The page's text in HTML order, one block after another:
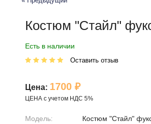
Костюм "Стайл"
Есть в наличии
Оставить отзыв
Цена: 1700 ₽
ЦЕНА с учетом НДС 5%
Модель:
Костюм "Стайл"